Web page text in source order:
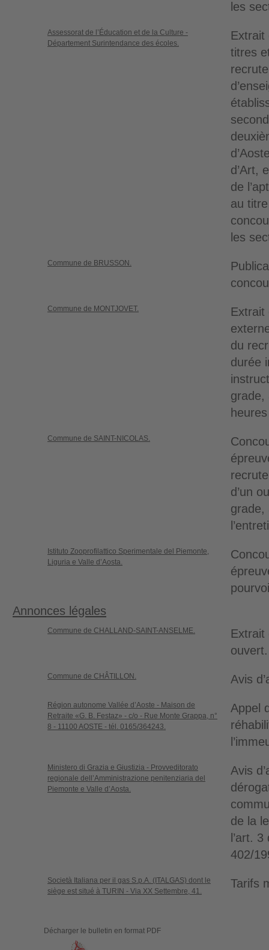
les
Assessorat de l’Éducation et de la Culture -
Département Surintendance des écoles.
Extrait
titres
d’Art,
de
au
les
Commune de BRUSSON.
Commune de MONTJOVET.
Extrait
du
durée
grade,
Commune de SAINT-NICOLAS.
d’un
grade,
Istituto Zooprofilattico Sperimentale del Piemonte,
Liguria e Valle d’Aosta.
Annonces légales
Commune de CHALLAND-SAINT-ANSELME.
Extrait
ouvert.
Commune de CHÂTILLON. Avis
Région autonome Vallée d’Aoste - Maison de
Retraite «G. B. Festaz» - c/o - Rue Monte Grappa, n°
8 - 11100 AOSTE - tél. 0165/364243.
Appel
Ministero di Grazia e Giustizia - Provveditorato
regionale dell’Amministrazione penitenziaria del
Piemonte e Valle d’Aosta.
Avis
de la
l’art.
402/
Società Italiana per il gas S.p.A. (ITALGAS) dont le
siège est situé à TURIN - Via XX Settembre, 41.
Tarifs
Décharger le bulletin en format PDF